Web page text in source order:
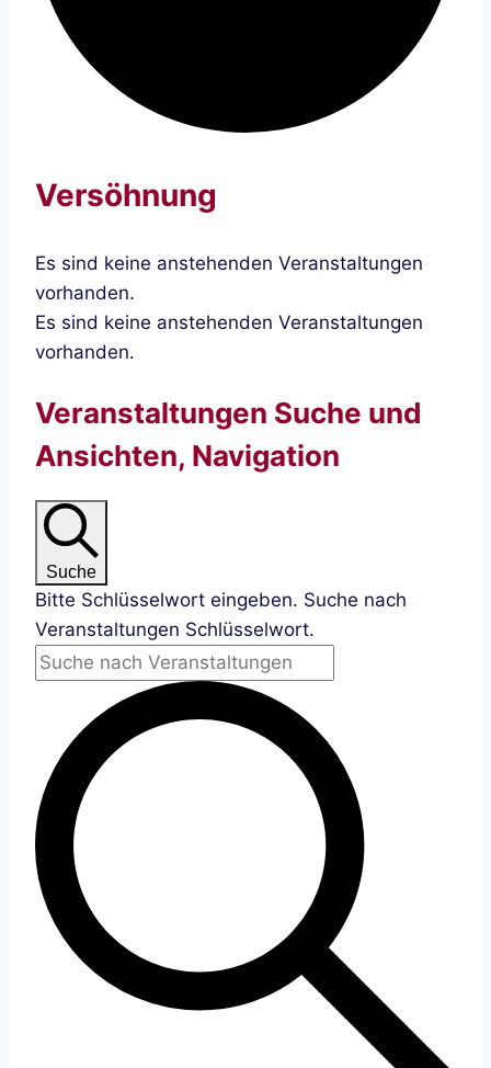
Versöhnung
Es sind keine anstehenden Veranstaltungen
vorhanden.
Es sind keine anstehenden Veranstaltungen
vorhanden.
Veranstaltungen Suche und
Ansichten, Navigation
Suche
Bitte Schlüsselwort eingeben. Suche nach
Veranstaltungen Schlüsselwort.